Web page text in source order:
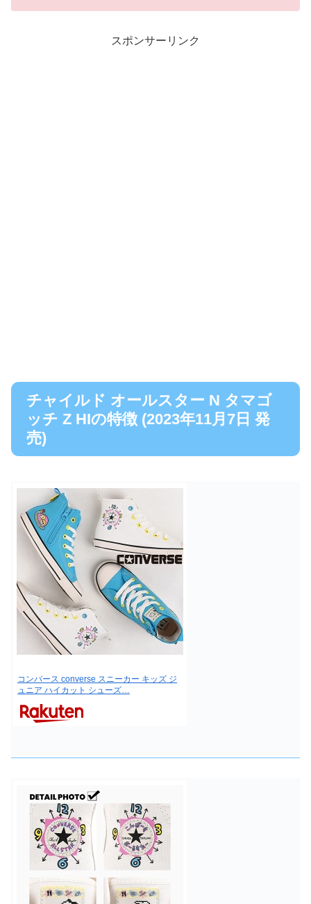
スポンサーリンク
チャイルド オールスター N タマゴ
ッチ Z HIの特徴 (2023年11月7日 発
売)
コンバース converse スニーカー キッズ ジ
ュニア ハイカット シューズ…